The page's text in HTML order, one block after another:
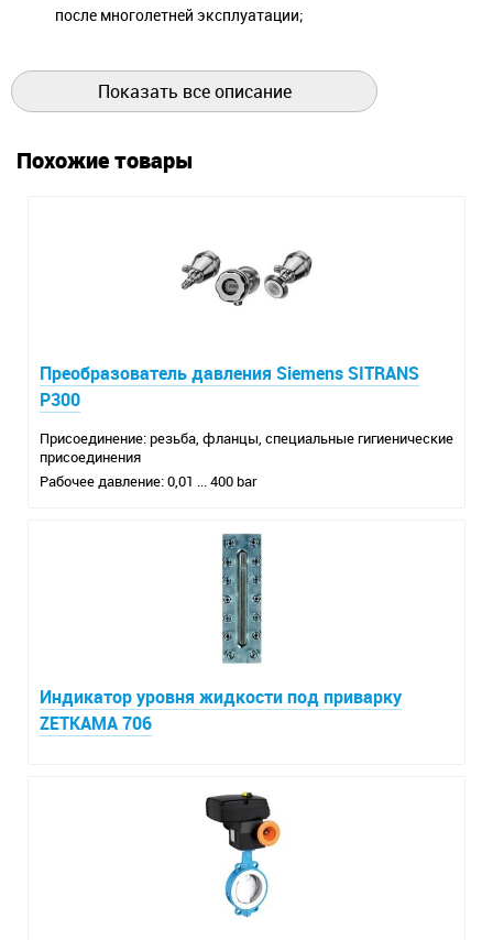
после многолетней эксплуатации;
Произвольное установочное положение;
Не требует технического обслуживания.
Показать все описание
Похожие товары
Преобразователь давления Siemens SITRANS
P300
Присоединение: резьба, фланцы, специальные гигиенические
присоединения
Рабочее давление: 0,01 ... 400 bar
Индикатор уровня жидкости под приварку
ZETKAMA 706